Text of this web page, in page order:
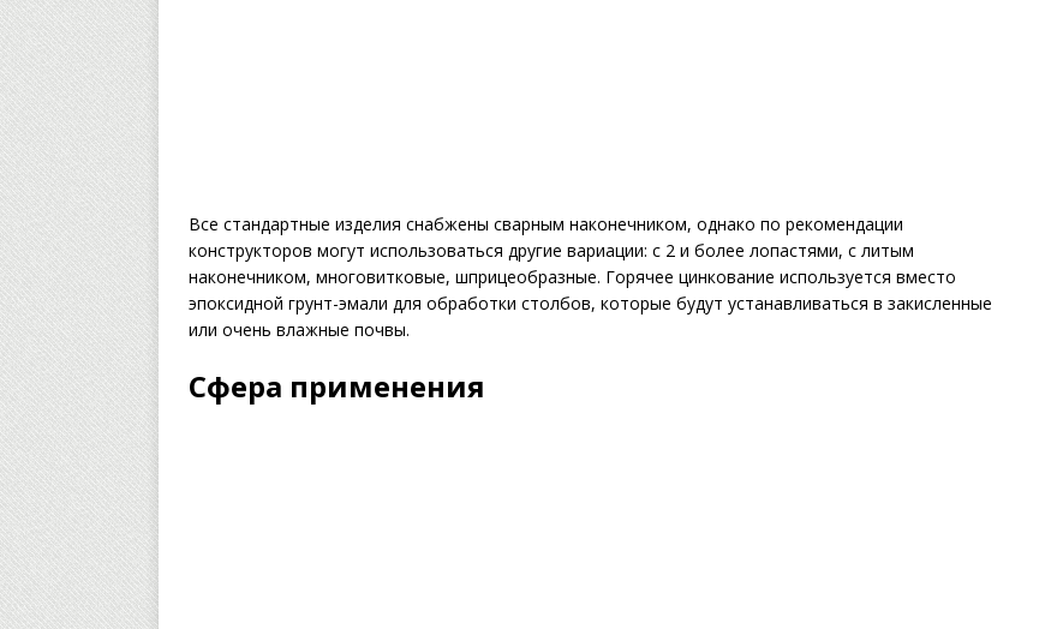
Все стандартные изделия снабжены сварным наконечником, однако по рекомендации
конструкторов могут использоваться другие вариации: с 2 и более лопастями, с литым
наконечником, многовитковые, шприцеобразные. Горячее цинкование используется вместо
эпоксидной грунт-эмали для обработки столбов, которые будут устанавливаться в закисленные
или очень влажные почвы.
Сфера применения